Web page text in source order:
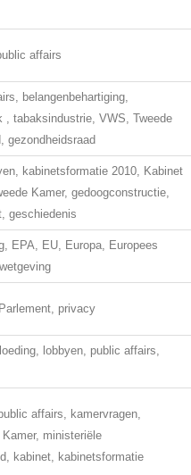
affairs
belangenbehartiging,
, tabaksindustrie, VWS, Tweede
gezondheidsraad
kabinetsformatie 2010, Kabinet
Kamer, gedoogconstructie,
geschiedenis
EPA, EU, Europa, Europees
privacy
lobbyen, public affairs,
affairs, kamervragen,
ministeriële
kabinet, kabinetsformatie